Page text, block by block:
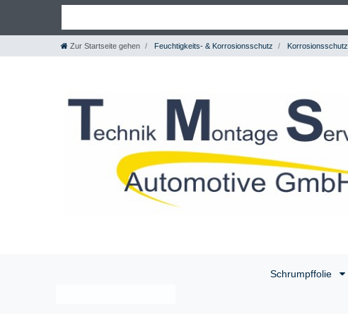
Zur Startseite gehen Feuchtigkeits- & Korrosionsschutz Korrosionsschutz
Schrumpffolie